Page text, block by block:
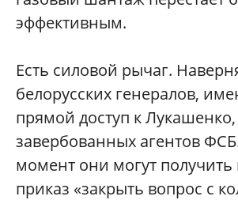
эффективным.
Есть силовой рычаг.
белорусских генералов,
прямой доступ к Лукашенко,
завербованных агентов
момент они могут
приказ «закрыть вопрос с